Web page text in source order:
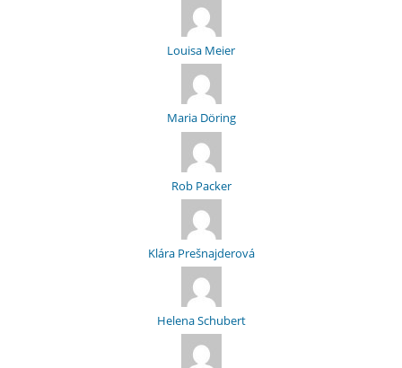
Louisa Meier
Maria Döring
Rob Packer
Klára Prešnajderová
Helena Schubert